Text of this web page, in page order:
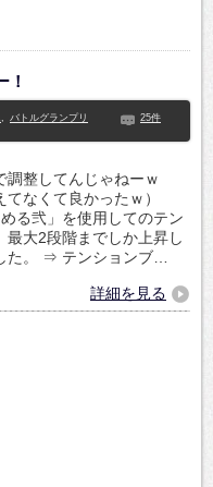
！
, バトルグランプリ 25件
調整してんじゃねーｗ
てなくて良かったｗ）
る弐」を使用してのテン
最大2段階までしか上昇し
た。 ⇒ テンションブ…
詳細を見る